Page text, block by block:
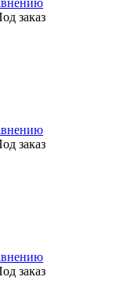
заказ
заказ
заказ